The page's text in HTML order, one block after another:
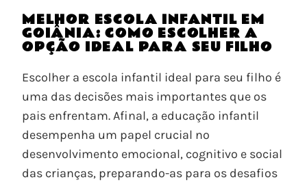
MELHOR ESCOLA INFANTIL EM
GOIÂNIA: COMO ESCOLHER A
OPÇÃO IDEAL PARA SEU FILHO
Escolher a escola infantil ideal para seu filho é
uma das decisões mais importantes que os
pais enfrentam. Afinal, a educação infantil
desempenha um papel crucial no
desenvolvimento emocional, cognitivo e social
das crianças, preparando-as para os desafios